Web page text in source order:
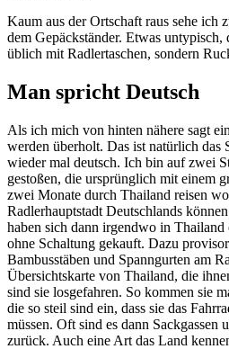
Kaum aus der Ortschaft raus sehe ich
dem Gepäckständer. Etwas
üblich mit Radlertaschen, sondern
Man spricht Deutsch
Als ich mich von hinten nähere sagt
werden überholt. Das ist natürlich das
wieder mal deutsch. Ich bin auf zwei
gestoßen, die ursprünglich mit einem
zwei Monate durch Thailand reisen
Radlerhauptstadt Deutschlands
haben sich dann irgendwo in Thailand
ohne Schaltung gekauft. Dazu
Bambusstäben und Spanngurten am
Übersichtskarte von Thailand, die
sind sie losgefahren. So kommen sie
die so steil sind ein, dass sie das
müssen. Oft sind es dann Sackgassen
zurück. Auch eine Art das Land